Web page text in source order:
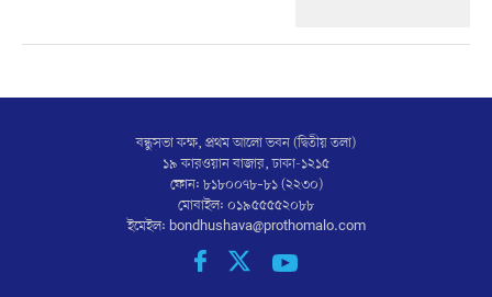
বন্ধুসভা কক্ষ, প্রথম আলো ভবন (দ্বিতীয় তলা)
১৯ কারওয়ান বাজার, ঢাকা-১২১৫
ফোন: ৮১৮০০৭৮–৮১ (২২৩০)
মোবাইল: ০১৯৫৫৫৫২০৮৮
ইমেইল: bondhushava@prothomalo.com